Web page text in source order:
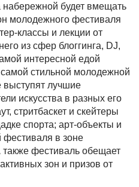
будет вмещать
молодежного фестиваля
классы и лекции от
из сфер блоггинга, DJ,
интересной едой
самой стильной молодежной
выступят лучшие
искусства в разных его
стритбаскет и скейтеры
спорта; арт-объекты и
фестиваля в зоне
также фестиваль обещает
зон и призов от